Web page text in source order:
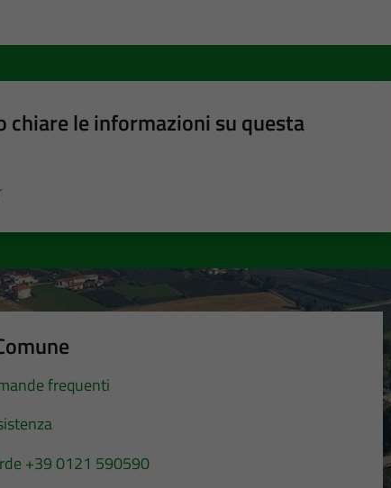
chiare le informazioni su questa
frequenti
+39 0121 590590